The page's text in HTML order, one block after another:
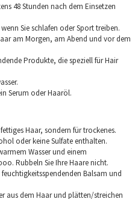
48 Stunden nach dem Einsetzen
Sie schlafen oder Sport treiben.
am Morgen, am Abend und vor dem
Produkte, die speziell für Hair
Serum oder Haaröl.
Haar, sondern für trockenes.
oder keine Sulfate enthalten.
Wasser und einem
Rubbeln Sie Ihre Haare nicht.
Balsam und
aus dem Haar und plätten/streichen